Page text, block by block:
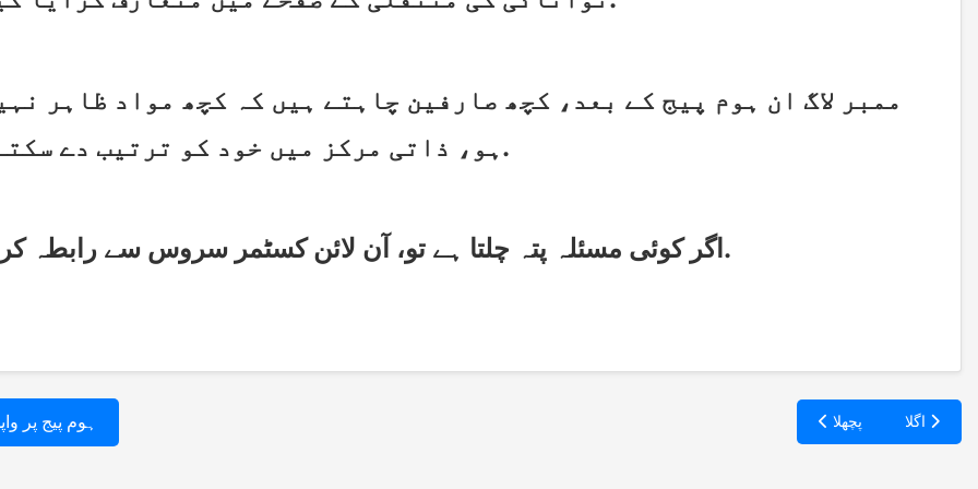
ہو، ذاتی مرکز میں خود کو ترتیب دے سکتے ہیں.
اگر کوئی مسئلہ پتہ چلتا ہے تو، آن لائن کسٹمر سروس سے رابطہ کریں.
ہوم پیج پر پچھلا